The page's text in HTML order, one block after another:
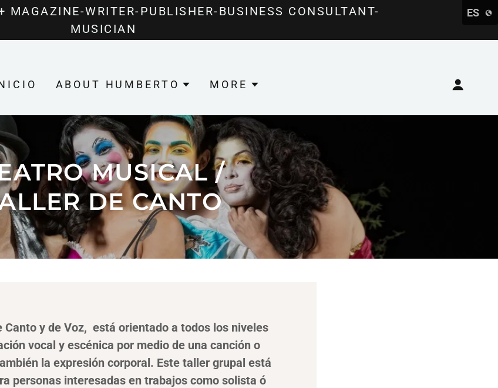
ES
MAGAZINE-WRITER-PUBLISHER-BUSINESS CONSULTANT-
MUSICIAN
ABOUT HUMBERTO MORE
MUSICAL /
DE CANTO
Canto y de Voz, está orientado a todos los niveles
vocal y escénica por medio de una canción o
la expresión corporal. Este taller grupal está
personas interesadas en trabajos como solista ó